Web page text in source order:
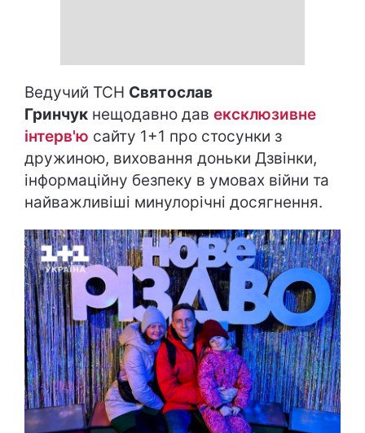
Ведучий ТСН Святослав
Гринчук нещодавно дав ексклюзивне
інтерв'ю сайту 1+1 про стосунки з
дружиною, виховання доньки Дзвінки,
інформаційну безпеку в умовах війни та
найважливіші минулорічні досягнення.